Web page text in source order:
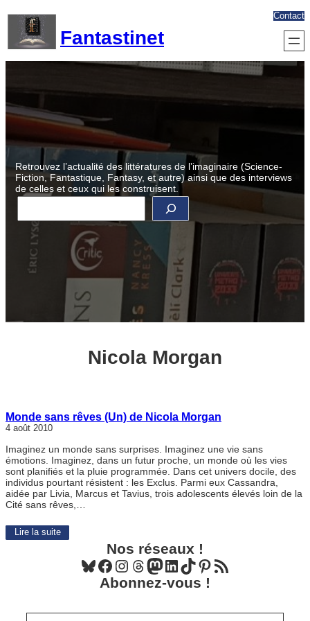
contenu
Fantastinet
Contact
Retrouvez l’actualité des littératures de l’imaginaire (Science-
Fiction, Fantastique, Fantasy, et autre) ainsi que des interviews
de celles et ceux qui les construisent.
R
c
Nicola Morgan
Monde sans rêves (Un) de Nicola Morgan
4 août 2010
Imaginez un monde sans surprises. Imaginez une vie sans
émotions. Imaginez, dans un futur proche, un monde où les vies
sont planifiés et la pluie programmée. Dans cet univers docile, des
individus pourtant résistent : les Exclus. Parmi eux Cassandra,
aidée par Livia, Marcus et Tavius, trois adolescents élevés loin de la
Cité sans rêves,…
Lire la suite
Nos réseaux !
Bluesky Facebook Instagram Threads Mastodon LinkedIn TikTok Pinterest Flux RSS
Abonnez-vous !